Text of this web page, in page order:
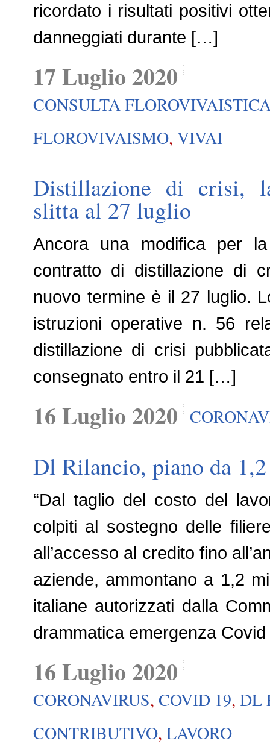
ricordato i risultati positivi
danneggiati durante […]
17 Luglio 2020
CONSULTA
FLOROVIVAISMO, VIVAI
Distillazione di crisi,
slitta al 27 luglio
Ancora una modifica per
contratto di distillazione di
nuovo termine è il 27 luglio.
istruzioni operative n. 56
distillazione di crisi
consegnato entro il 21 […]
16 Luglio 2020
Dl Rilancio, piano da
“Dal taglio del costo del
colpiti al sostegno delle
all’accesso al credito fino
aziende, ammontano a 1,2
italiane autorizzati dalla
drammatica emergenza
16 Luglio 2020
CORONAVIRUS, COVID 19, DL
CONTRIBUTIVO, LAVORO